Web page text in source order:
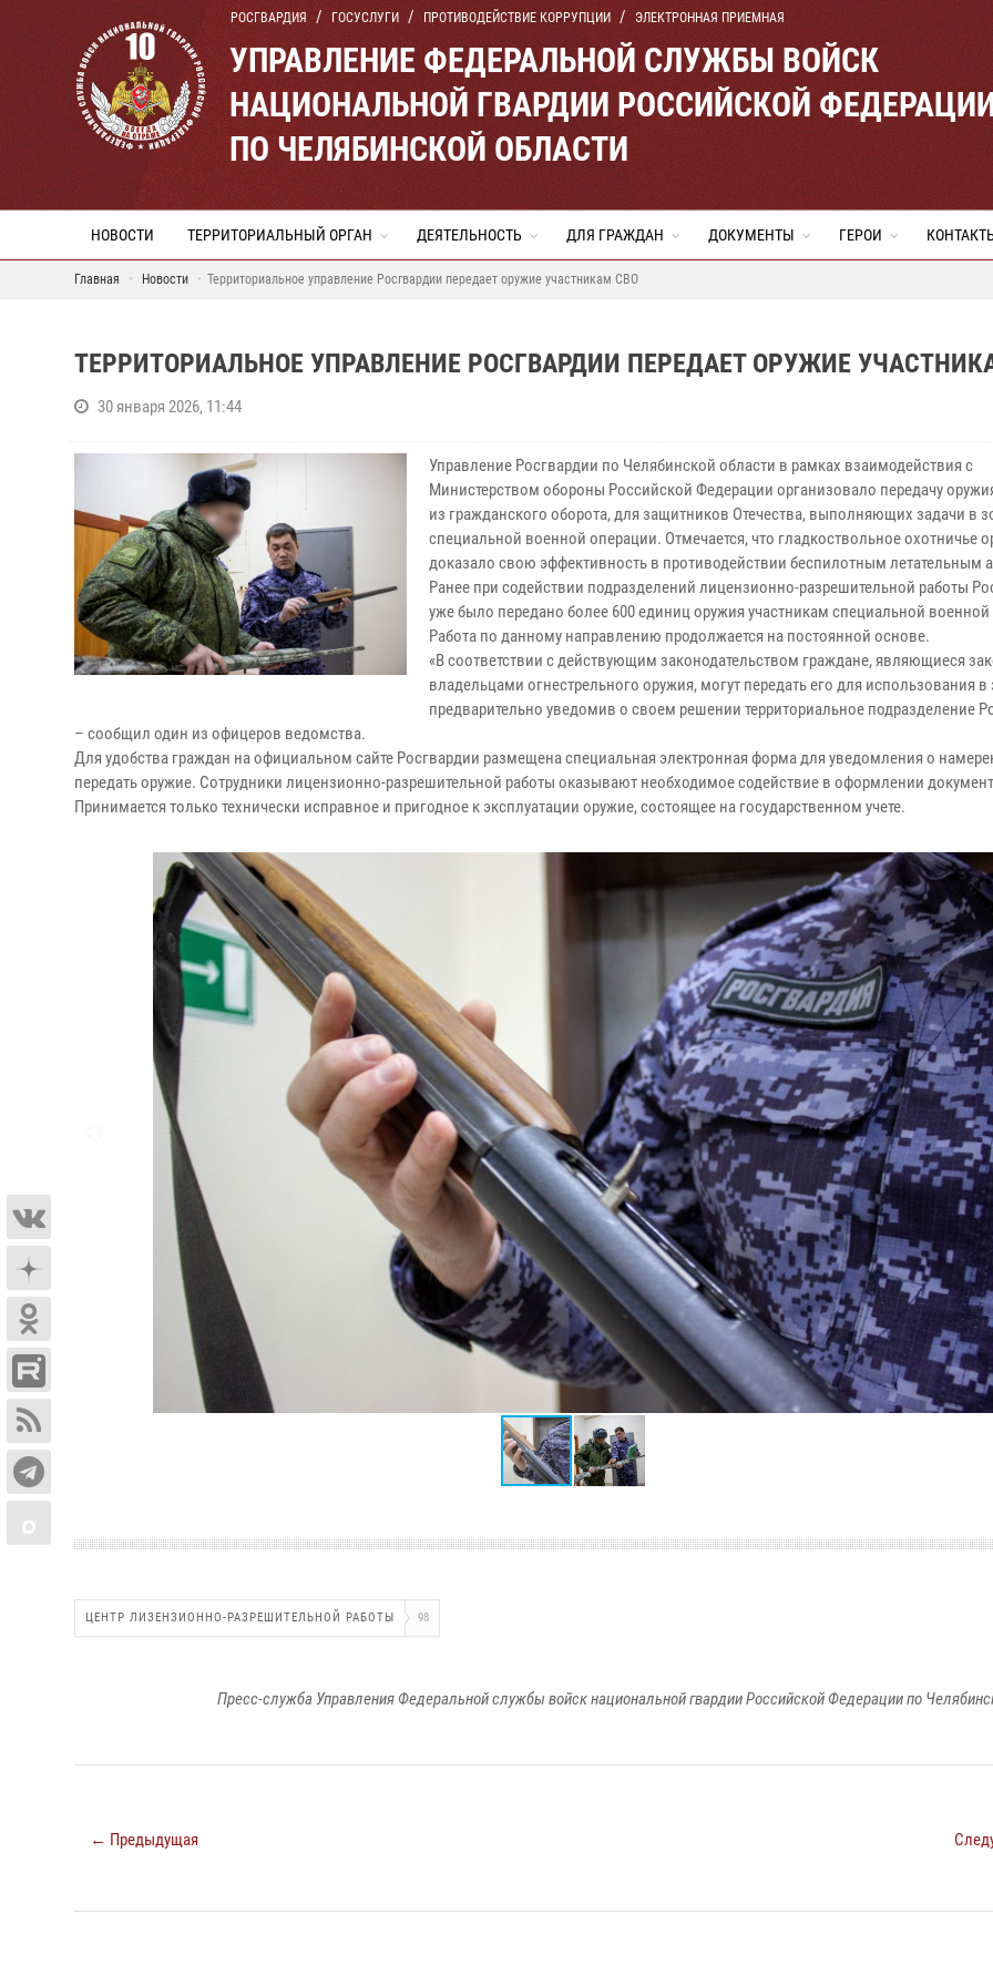
РОСГВАРДИЯ ГОСУСЛУГИ ПРОТИВОДЕЙСТВИЕ КОРРУПЦИИ ЭЛЕКТРОННАЯ ПРИЕМНАЯ
УПРАВЛЕНИЕ ФЕДЕРАЛЬНОЙ СЛУЖБЫ ВОЙСК
НАЦИОНАЛЬНОЙ ГВАРДИИ РОССИЙСКОЙ
ПО ЧЕЛЯБИНСКОЙ ОБЛАСТИ
НОВОСТИ ТЕРРИТОРИАЛЬНЫЙ ОРГАН ДЕЯТЕЛЬНОСТЬ ДЛЯ ГРАЖДАН ДОКУМЕНТЫ ГЕРОИ
Главная Новости Территориальное управление Росгвардии передает оружие участникам СВО
ТЕРРИТОРИАЛЬНОЕ УПРАВЛЕНИЕ РОСГВАРДИИ ПЕРЕДАЕТ ОРУЖИЕ
30 января 2026, 11:44
Управление Росгвардии по Челябинской области в рамках взаимодействия с
Министерством обороны Российской Федерации организовало передачу
из гражданского оборота, для защитников Отечества, выполняющих задачи в
специальной военной операции. Отмечается, что гладкоствольное охотничье
доказало свою эффективность в противодействии беспилотным летательным
Ранее при содействии подразделений лицензионно-разрешительной работы
уже было передано более 600 единиц оружия участникам специальной
Работа по данному направлению продолжается на постоянной основе.
«В соответствии с действующим законодательством граждане, являющиеся
владельцами огнестрельного оружия, могут передать его для использования
предварительно уведомив о своем решении территориальное подразделение
– сообщил один из офицеров ведомства.
Для удобства граждан на официальном сайте Росгвардии размещена специальная электронная форма для уведомления о
передать оружие. Сотрудники лицензионно-разрешительной работы оказывают необходимое содействие в оформлении
Принимается только технически исправное и пригодное к эксплуатации оружие, состоящее на государственном учете.
ЦЕНТР ЛИЗЕНЗИОННО-РАЗРЕШИТЕЛЬНОЙ РАБОТЫ 98
Пресс-служба Управления Федеральной службы войск национальной гвардии Российской Федерации по
← Предыдущая